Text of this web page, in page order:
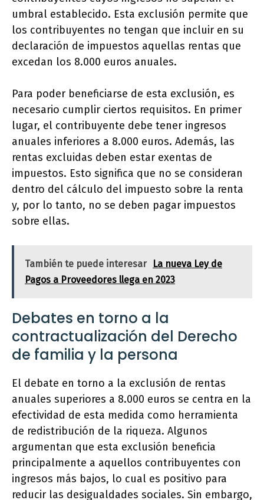
umbral establecido. Esta exclusión permite que
los contribuyentes no tengan que incluir en su
declaración de impuestos aquellas rentas que
excedan los 8.000 euros anuales.
Para poder beneficiarse de esta exclusión, es
necesario cumplir ciertos requisitos. En primer
lugar, el contribuyente debe tener ingresos
anuales inferiores a 8.000 euros. Además, las
rentas excluidas deben estar exentas de
impuestos. Esto significa que no se consideran
dentro del cálculo del impuesto sobre la renta
y, por lo tanto, no se deben pagar impuestos
sobre ellas.
También te puede interesar
La nueva Ley de
Pagos a Proveedores llega en 2023
Debates en torno a la
contractualización del Derecho
de familia y la persona
El debate en torno a la exclusión de rentas
anuales superiores a 8.000 euros se centra en la
efectividad de esta medida como herramienta
de redistribución de la riqueza. Algunos
argumentan que esta exclusión beneficia
principalmente a aquellos contribuyentes con
ingresos más bajos, lo cual es positivo para
reducir las desigualdades sociales. Sin embargo,